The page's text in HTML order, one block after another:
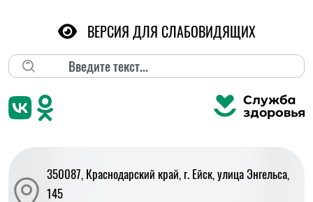
Поиск
ВЕРСИЯ ДЛЯ СЛАБОВИДЯЩИХ
350087, Краснодарский край, г. Ейск, улица Энгельса,
145